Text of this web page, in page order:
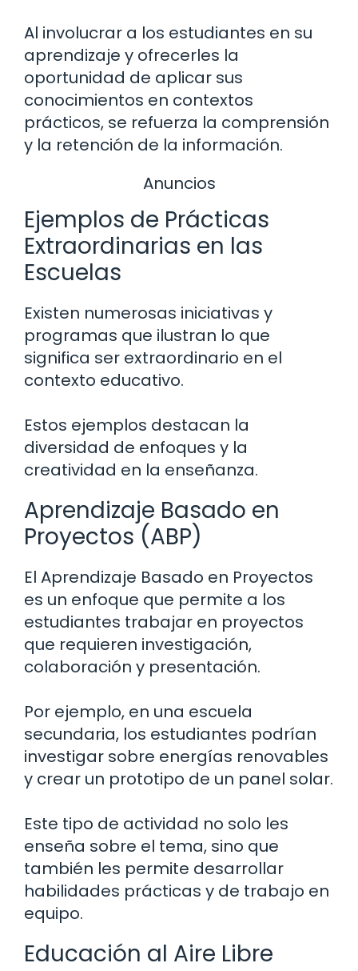
Al involucrar a los estudiantes en su
aprendizaje y ofrecerles la
oportunidad de aplicar sus
conocimientos en contextos
prácticos, se refuerza la comprensión
y la retención de la información.
Anuncios
Ejemplos de Prácticas
Extraordinarias en las
Escuelas
Existen numerosas iniciativas y
programas que ilustran lo que
significa ser extraordinario en el
contexto educativo.
Estos ejemplos destacan la
diversidad de enfoques y la
creatividad en la enseñanza.
Aprendizaje Basado en
Proyectos (ABP)
El Aprendizaje Basado en Proyectos
es un enfoque que permite a los
estudiantes trabajar en proyectos
que requieren investigación,
colaboración y presentación.
Por ejemplo, en una escuela
secundaria, los estudiantes podrían
investigar sobre energías renovables
y crear un prototipo de un panel solar.
Este tipo de actividad no solo les
enseña sobre el tema, sino que
también les permite desarrollar
habilidades prácticas y de trabajo en
equipo.
Educación al Aire Libre